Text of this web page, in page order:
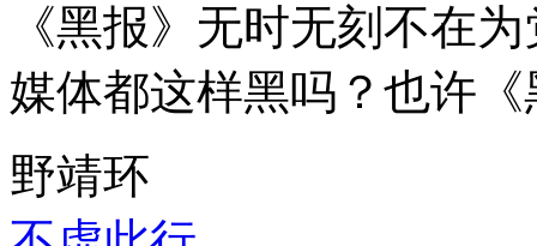
《黑报》无时无刻不在
媒体都这样黑吗？也许
野靖环